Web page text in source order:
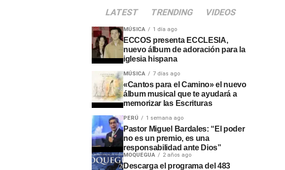
LATEST TRENDING VIDEOS
MÚSICA 1 día ago
ECCOS presenta ECCLESIA,
nuevo álbum de adoración para la
iglesia hispana
MÚSICA 7 días ago
«Cantos para el Camino» el nuevo
álbum musical que te ayudará a
memorizar las Escrituras
PERÚ 1 semana ago
Pastor Miguel Bardales: “El poder
no es un premio, es una
responsabilidad ante Dios”
MOQUEGUA 2 años ago
Descarga el programa del 483